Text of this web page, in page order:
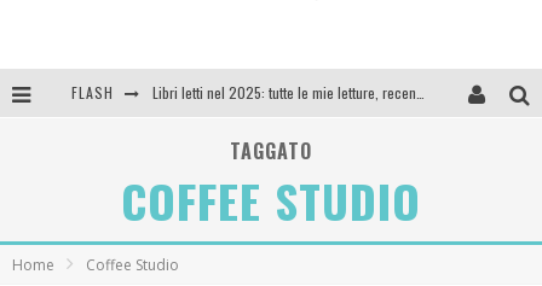
FLASH
SEE YOU AT 5 | Chanel
Anya Taylor-Joy, Jisoo e Willow Smith protagoniste della nuova campagna Dior Addict
TAGGATO
COFFEE STUDIO
Home Coffee Studio